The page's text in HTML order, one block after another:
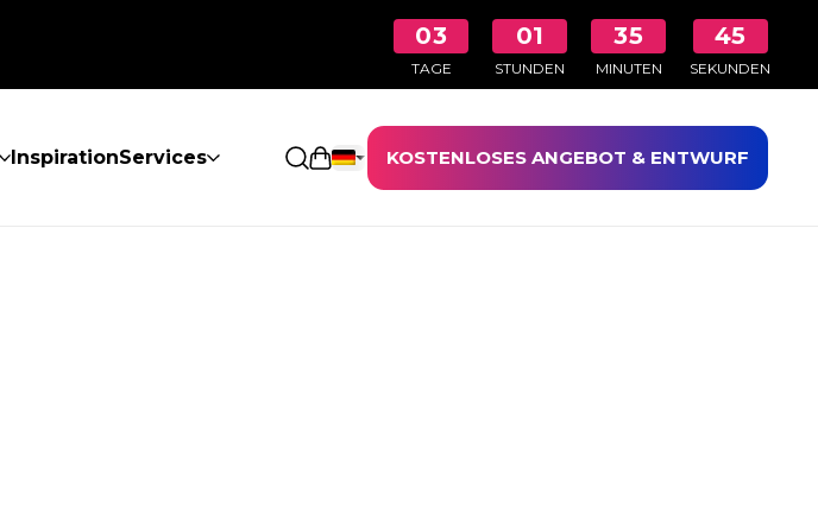
03
TAGE
01
STUNDEN
35
MINUTEN
45
SEKUNDEN
InspirationServices Einkaufswagen öffnen
KOSTENLOSES ANGEBOT & ENTWURF